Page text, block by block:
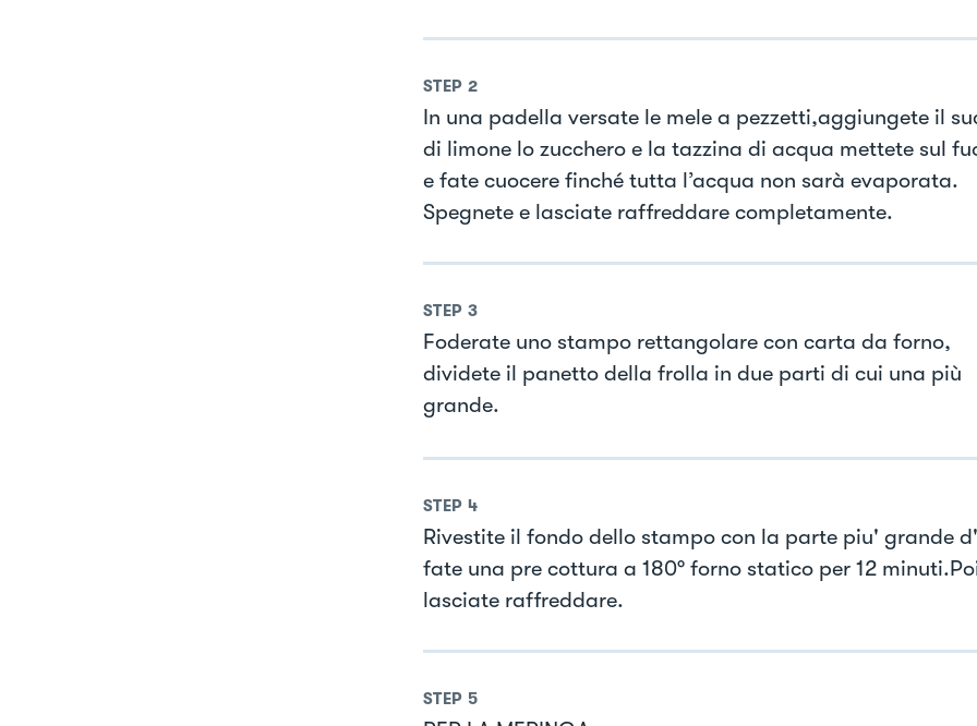
STEP 2
In una padella versate le mele a pezzetti,aggiungete il
di limone lo zucchero e la tazzina di acqua mettete sul
e fate cuocere finché tutta l’acqua non sarà evaporata.
Spegnete e lasciate raffreddare completamente.
STEP 3
Foderate uno stampo rettangolare con carta da forno,
dividete il panetto della frolla in due parti di cui una più
grande.
STEP 4
Rivestite il fondo dello stampo con la parte piu' grande
fate una pre cottura a 180° forno statico per 12
lasciate raffreddare.
STEP 5